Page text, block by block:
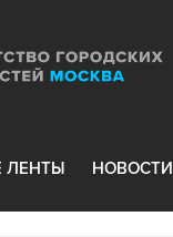
ЛЕНТЫ НОВОСТИ